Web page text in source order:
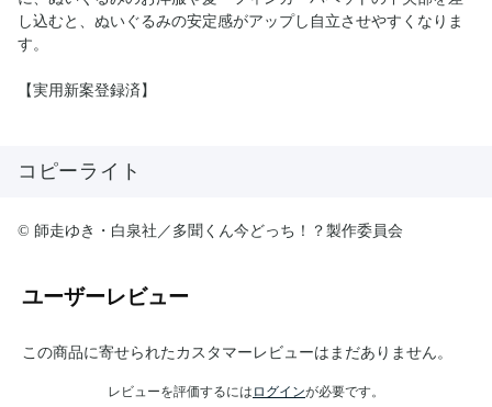
し込むと、ぬいぐるみの安定感がアップし自立させやすくなりま
す。
【実用新案登録済】
コピーライト
© 師走ゆき・白泉社／多聞くん今どっち！？製作委員会
ユーザーレビュー
この商品に寄せられたカスタマーレビューはまだありません。
レビューを評価するには ログインが必要です。